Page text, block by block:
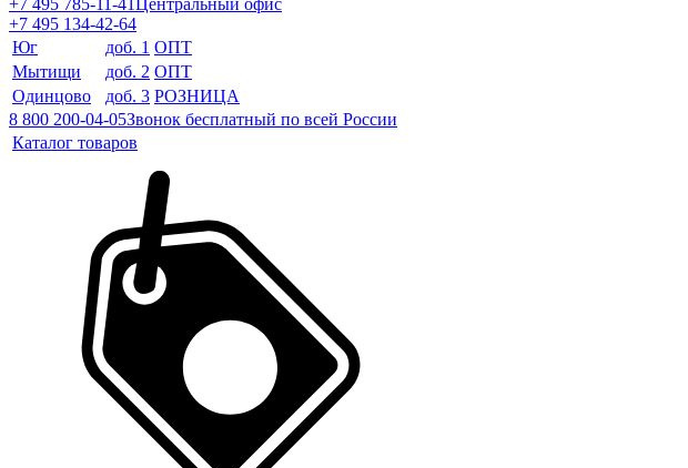
+7 495 785-11-41Центральный офис
+7 495 134-42-64
Юг
доб. 1 ОПТ
Мытищи
доб. 2 ОПТ
Одинцово
доб. 3 РОЗНИЦА
8 800 200-04-05Звонок бесплатный по всей России
Каталог товаров